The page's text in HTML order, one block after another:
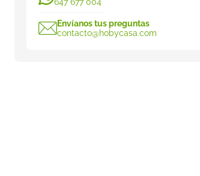
Envíanos tus preguntas
contacto@hobycasa.com